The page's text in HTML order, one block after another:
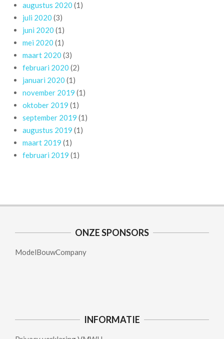
augustus 2020 (1)
juli 2020 (3)
juni 2020 (1)
mei 2020 (1)
maart 2020 (3)
februari 2020 (2)
januari 2020 (1)
november 2019 (1)
oktober 2019 (1)
september 2019 (1)
augustus 2019 (1)
maart 2019 (1)
februari 2019 (1)
ONZE SPONSORS
ModelBouwCompany
INFORMATIE